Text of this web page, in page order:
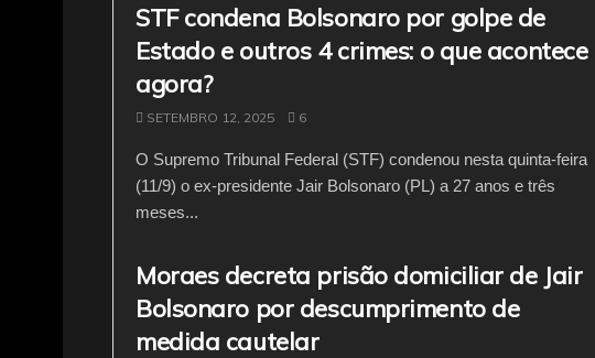
STF condena Bolsonaro por golpe de
Estado e outros 4 crimes: o que acontece
agora?
SETEMBRO 12, 2025 6
O Supremo Tribunal Federal (STF) condenou nesta quinta-feira
(11/9) o ex-presidente Jair Bolsonaro (PL) a 27 anos e três
meses...
Moraes decreta prisão domiciliar de Jair
Bolsonaro por descumprimento de
medida cautelar